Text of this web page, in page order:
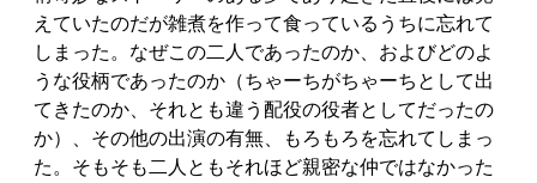
えていたのだが雑煮を作って食っているうちに忘れて
しまった。なぜこの二人であったのか、およびどのよ
うな役柄であったのか（ちゃーちがちゃーちとして出
てきたのか、それとも違う配役の役者としてだったの
か）、その他の出演の有無、もろもろを忘れてしまっ
た。そもそも二人ともそれほど親密な仲ではなかった